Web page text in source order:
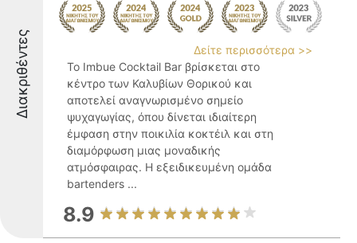
Διακριθέντες
Δείτε περισσότερα >>
Το Imbue Cocktail Bar βρίσκεται στο
κέντρο των Καλυβίων Θορικού και
αποτελεί αναγνωρισμένο σημείο
ψυχαγωγίας, όπου δίνεται ιδιαίτερη
έμφαση στην ποικιλία κοκτέιλ και στη
διαμόρφωση μιας μοναδικής
ατμόσφαιρας. Η εξειδικευμένη ομάδα
bartenders ...
8.9